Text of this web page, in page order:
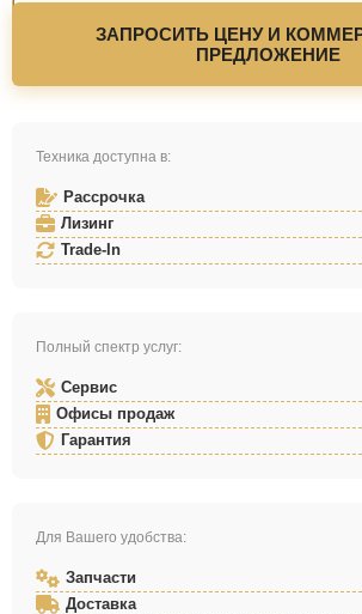
ЗАПРОСИТЬ ЦЕНУ И
ПРЕДЛОЖЕНИЕ
Техника доступна в:
Рассрочка
Лизинг
Trade-In
Полный спектр услуг:
Сервис
Офисы продаж
Гарантия
Для Вашего удобства:
Запчасти
Доставка